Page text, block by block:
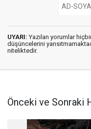
UYARI: Yazılan yorumlar
düşüncelerini
niteliktedir.
Önceki ve Sonraki